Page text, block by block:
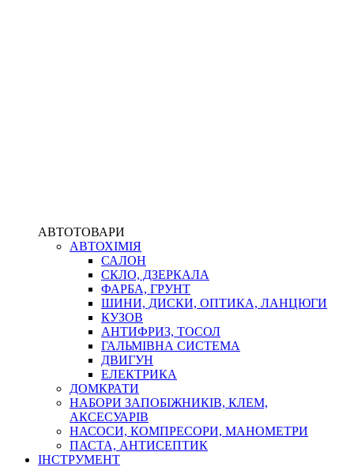
АВТОТОВАРИ
АВТОХІМІЯ
САЛОН
СКЛО, ДЗЕРКАЛА
ФАРБА, ГРУНТ
ШИНИ, ДИСКИ, ОПТИКА, ЛАНЦЮГИ
КУЗОВ
АНТИФРИЗ, ТОСОЛ
ГАЛЬМІВНА СИСТЕМА
ДВИГУН
ЕЛЕКТРИКА
ДОМКРАТИ
НАБОРИ ЗАПОБІЖНИКІВ, КЛЕМ,
АКСЕСУАРІВ
НАСОСИ, КОМПРЕСОРИ, МАНОМЕТРИ
ПАСТА, АНТИСЕПТИК
ІНСТРУМЕНТ